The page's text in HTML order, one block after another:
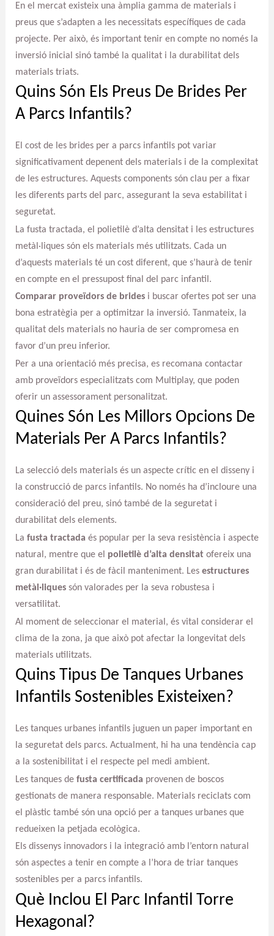
En el mercat existeix una àmplia gamma de materials i
preus que s’adapten a les necessitats específiques de cada
projecte. Per això, és important tenir en compte no només la
inversió inicial sinó també la qualitat i la durabilitat dels
materials triats.
Quins Són Els Preus De Brides Per
A Parcs Infantils?
El cost de les brides per a parcs infantils pot variar
significativament depenent dels materials i de la complexitat
de les estructures. Aquests components són clau per a fixar
les diferents parts del parc, assegurant la seva estabilitat i
seguretat.
La fusta tractada, el polietilè d’alta densitat i les estructures
metàl·liques són els materials més utilitzats. Cada un
d’aquests materials té un cost diferent, que s’haurà de tenir
en compte en el pressupost final del parc infantil.
Comparar proveïdors de bridesi buscar ofertes pot ser una
bona estratègia per a optimitzar la inversió. Tanmateix, la
qualitat dels materials no hauria de ser compromesa en
favor d’un preu inferior.
Per a una orientació més precisa, es recomana contactar
amb proveïdors especialitzats com Multiplay, que poden
oferir un assessorament personalitzat.
Quines Són Les Millors Opcions De
Materials Per A Parcs Infantils?
La selecció dels materials és un aspecte crític en el disseny i
la construcció de parcs infantils. No només ha d’incloure una
consideració del preu, sinó també de la seguretat i
durabilitat dels elements.
La fusta tractada és popular per la seva resistència i aspecte
natural, mentre que el polietilè d’alta densitat ofereix una
gran durabilitat i és de fàcil manteniment. Les estructures
metàl·liquessón valorades per la seva robustesa i
versatilitat.
Al moment de seleccionar el material, és vital considerar el
clima de la zona, ja que això pot afectar la longevitat dels
materials utilitzats.
Quins Tipus De Tanques Urbanes
Infantils Sostenibles Existeixen?
Les tanques urbanes infantils juguen un paper important en
la seguretat dels parcs. Actualment, hi ha una tendència cap
a la sostenibilitat i el respecte pel medi ambient.
Les tanques de fusta certificada provenen de boscos
gestionats de manera responsable. Materials reciclats com
el plàstic també són una opció per a tanques urbanes que
redueixen la petjada ecològica.
Els dissenys innovadors i la integració amb l’entorn natural
són aspectes a tenir en compte a l’hora de triar tanques
sostenibles per a parcs infantils.
Què Inclou El Parc Infantil Torre
Hexagonal?